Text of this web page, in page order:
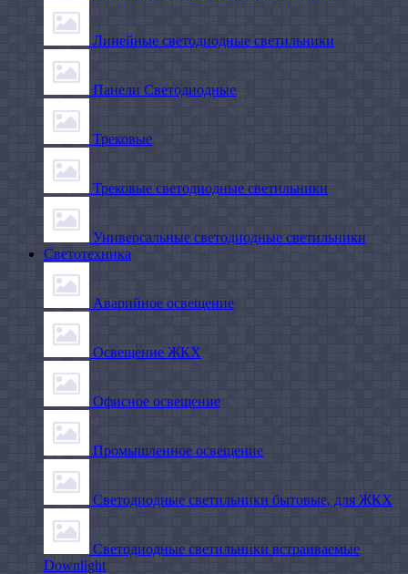
Линейные светодиодные светильники
Панели Светодиодные
Трековые
Трековые светодиодные светильники
Универсальные светодиодные светильники
Светотехника
Аварийное освещение
Освещение ЖКХ
Офисное освещение
Промышленное освещение
Светодиодные светильники бытовые, для ЖКХ
Светодиодные светильники встраиваемые
Downlight